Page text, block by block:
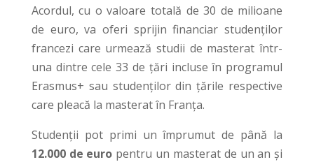
Acordul, cu o valoare totală de 30 de milioane
de euro, va oferi sprijin financiar studenților
francezi care urmează studii de masterat într-
una dintre cele 33 de țări incluse în programul
Erasmus+ sau studenților din țările respective
care pleacă la masterat în Franța.
Studenții pot primi un împrumut de până la
12.000 de euro pentru un masterat de un an și